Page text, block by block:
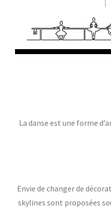
La danse est une forme
Envie de changer de
skylines sont proposées